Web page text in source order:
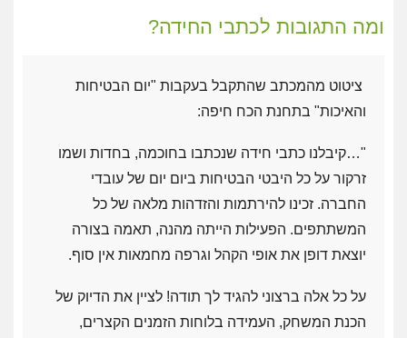
ומה התגובות לכתבי החידה?
ציטוט מהמכתב שהתקבל בעקבות "יום הבטיחות
והאיכות" בתחנת הכח חיפה:
"…קיבלנו כתבי חידה שנכתבו בחוכמה, בחדות ושמו
זרקור על כל היבטי הבטיחות ביום יום של עובדי
החברה. זכינו להירתמות והזדהות מלאה של כל
המשתתפים. הפעילות הייתה מהנה, תאמה בצורה
יוצאת דופן את אופי הקהל וגרפה מחמאות אין סוף.
על כל אלה ברצוני להגיד לך תודה! לציין את הדיוק של
הכנת המשחק, העמידה בלוחות הזמנים הקצרים,